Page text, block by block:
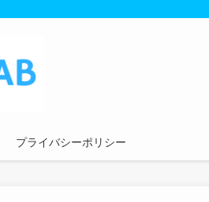
プライバシーポリシー